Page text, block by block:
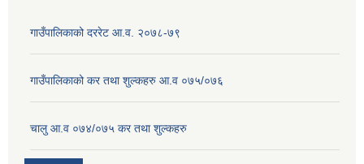
गाउँपालिकाको दररेट आ.व. २०७८-७९
गाउँपालिकाको कर तथा शुल्कहरु आ.व ०७५/०७६
चालु आ.व ०७४/०७५ कर तथा शुल्कहरु